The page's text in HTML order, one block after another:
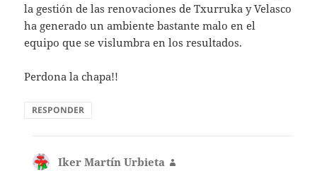
la gestión de las renovaciones de Txurruka y Velasco
ha generado un ambiente bastante malo en el
equipo que se vislumbra en los resultados.
Perdona la chapa!!
RESPONDER
Iker Martín Urbieta